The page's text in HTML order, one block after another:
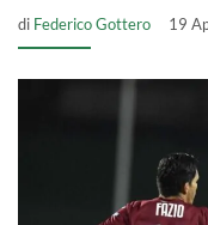
di Federico Gottero 19